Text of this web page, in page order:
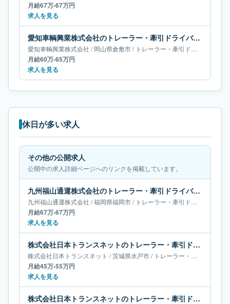
月給67万-67万円
求人を見る
愛知車輌興業株式会社のトレーラー・牽引ドライバー求人｜岡山県倉敷市｜月給60万-65万円
愛知車輌興業株式会社 /岡山県倉敷市/ トレーラー・牽引ドライバー
月給60万-65万円
求人を見る
休日が多い求人
その他の公開求人
公開中の求人詳細ページへのリンクを掲載しています。
九州福山通運株式会社のトレーラー・牽引ドライバー求人｜福岡県福岡市｜月給67万-67万円
九州福山通運株式会社 /福岡県福岡市/ トレーラー・牽引ドライバー
月給67万-67万円
求人を見る
株式会社日本トランスネットのトレーラー・牽引ドライバー求人｜茨城県水戸市｜月給45万-55万円
株式会社日本トランスネット /茨城県水戸市/ トレーラー・牽引ドライバー
月給45万-55万円
求人を見る
株式会社日本トランスネットのトレーラー・牽引ドライバー求人｜愛知県小牧市｜月給45万-55万円